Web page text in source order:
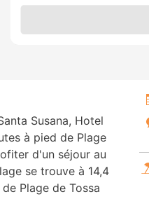
Susana, Hotel
à pied de Plage
d'un séjour au
se trouve à 14,4
Plage de Tossa